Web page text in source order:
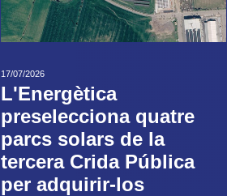
17/07/2026
L'Energètica
preselecciona quatre
parcs solars de la
tercera Crida Pública
per adquirir-los